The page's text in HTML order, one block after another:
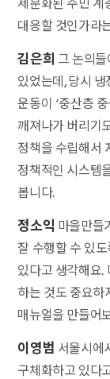
세분화된 주민 계
대응할 것인가라
김은희 그 논의
있었는데, 당시
운동이 ‘중산층
깨져나가 버리기
정책을 수립해서
정책적인 시스템
봅니다.
정소익 마을만들
잘 수행할 수 있
있다고 생각해요.
하는 것도 중요하
매뉴얼을 만들어
이영범 서울시에
구체화하고 있다